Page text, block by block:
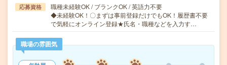
応募資格
職種未経験OK / ブランクOK / 英語力不要
◆未経験OK！〇まずは事前登録だけでもOK！履歴書不要
で気軽にオンライン登録★氏名・職種などを入力す…
職場の雰囲気